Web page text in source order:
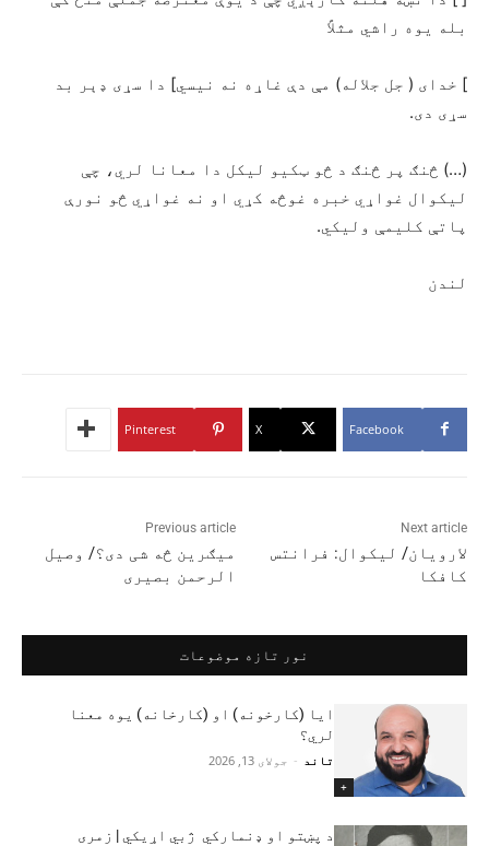
بله یوه راشي مثلاً
] خدای ( جل جلاله) مې دې غاړه نه نیسي] دا سړی ډېر بد
سړی دی.
(…) څنګ پر څنګ د څو ټکیو لیکل دا معانا لري، چې
لیکوال غواړي خبره غوڅه کړي او نه غواړي څو نورې
پاتې کلیمې ولیکي.
لندن
Facebook
X
Pinterest
Previous article
ميګرين څه شی دی؟/ وصیل
الرحمن بصیری
Next article
لارویان/ لیکوال: فرانتس
کافکا
نور تازه موضوعات
+
ایا (کارخونه) او (کارخانه) یوه معنا
لري؟
تاند - جولای 13, 2026
د پښتو او ډنمارکي ژبي اړیکي | زمری